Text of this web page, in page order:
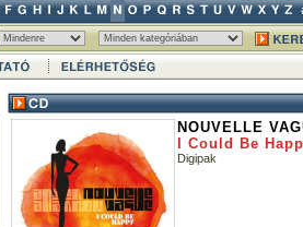
NOUVELLE
I Could Be
Digipak